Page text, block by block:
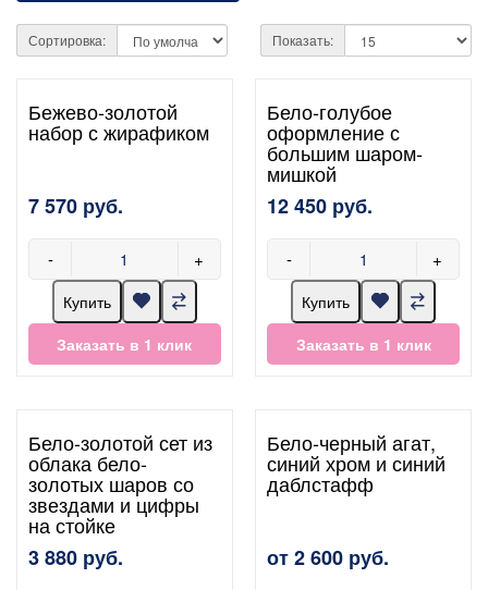
Сортировка: Показать:
Бежево-золотой
набор с жирафиком
7 570 руб.
- +
Купить
Заказать в 1 клик
Бело-голубое
оформление с
большим шаром-
мишкой
12 450 руб.
- +
Купить
Заказать в 1 клик
Бело-золотой сет из
облака бело-
золотых шаров со
звездами и цифры
на стойке
3 880 руб.
Бело-черный агат,
синий хром и синий
даблстафф
от 2 600 руб.